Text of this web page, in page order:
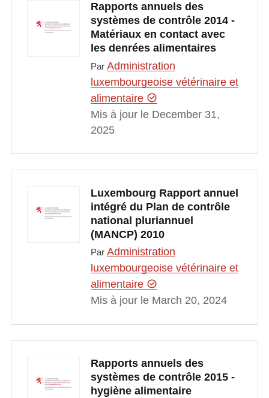
Rapports annuels des
systèmes de contrôle 2014 -
Matériaux en contact avec
les denrées alimentaires
Par Administration
luxembourgeoise vétérinaire et
alimentaire
Mis à jour le December 31,
2025
Luxembourg Rapport annuel
intégré du Plan de contrôle
national pluriannuel
(MANCP) 2010
Par Administration
luxembourgeoise vétérinaire et
alimentaire
Mis à jour le March 20, 2024
Rapports annuels des
systèmes de contrôle 2015 -
hygiène alimentaire